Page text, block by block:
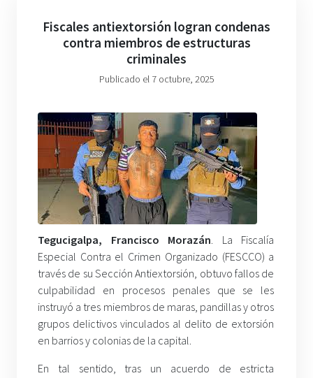
Fiscales antiextorsión logran condenas
contra miembros de estructuras
criminales
Publicado el 7 octubre, 2025
Tegucigalpa, Francisco Morazán. La Fiscalía
Especial Contra el Crimen Organizado (FESCCO) a
través de su Sección Antiextorsión, obtuvo fallos de
culpabilidad en procesos penales que se les
instruyó a tres miembros de maras, pandillas y otros
grupos delictivos vinculados al delito de extorsión
en barrios y colonias de la capital.
En tal sentido, tras un acuerdo de estricta